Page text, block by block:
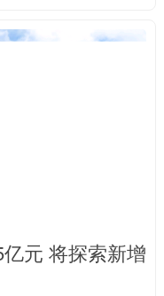
聚焦非洲能源未来，
元 将探索新增